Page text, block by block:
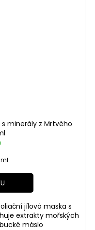
s minerály z Mrtvého
jílová maska s
extrakty mořských
máslo